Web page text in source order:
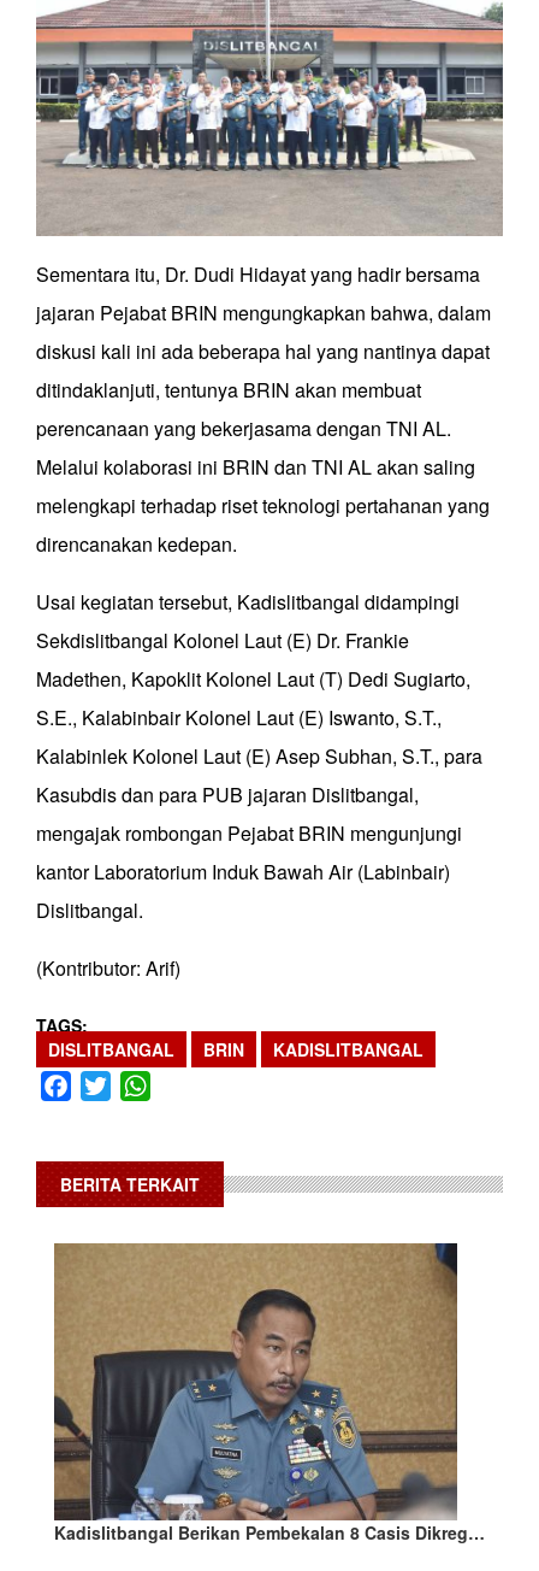
Sementara itu, Dr. Dudi Hidayat yang hadir bersama
jajaran Pejabat BRIN mengungkapkan bahwa, dalam
diskusi kali ini ada beberapa hal yang nantinya dapat
ditindaklanjuti, tentunya BRIN akan membuat
perencanaan yang bekerjasama dengan TNI AL.
Melalui kolaborasi ini BRIN dan TNI AL akan saling
melengkapi terhadap riset teknologi pertahanan yang
direncanakan kedepan.
Usai kegiatan tersebut, Kadislitbangal didampingi
Sekdislitbangal Kolonel Laut (E) Dr. Frankie
Madethen, Kapoklit Kolonel Laut (T) Dedi Sugiarto,
S.E., Kalabinbair Kolonel Laut (E) Iswanto, S.T.,
Kalabinlek Kolonel Laut (E) Asep Subhan, S.T., para
Kasubdis dan para PUB jajaran Dislitbangal,
mengajak rombongan Pejabat BRIN mengunjungi
kantor Laboratorium Induk Bawah Air (Labinbair)
Dislitbangal.
(Kontributor: Arif)
TAGS
DISLITBANGAL
BRIN KADISLITBANGAL
Facebook
Twitter
BERITA TERKAIT
Kadislitbangal Berikan Pembekalan 8 Casis Dikreg…